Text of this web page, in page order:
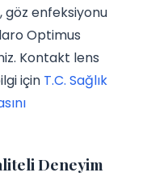
göz enfeksiyonu
Optimus
Kontakt lens
için T.C. Sağlık
Deneyim